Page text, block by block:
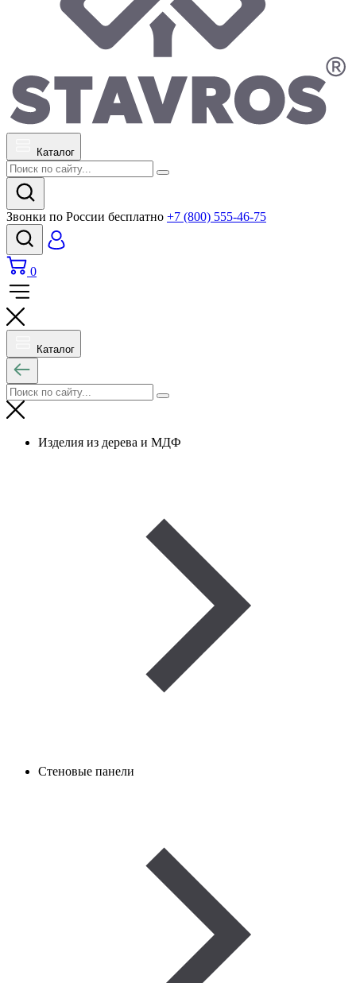
Каталог
Звонки по России бесплатно +7 (800) 555-46-75
0
Каталог
Изделия из дерева и МДФ
Стеновые панели